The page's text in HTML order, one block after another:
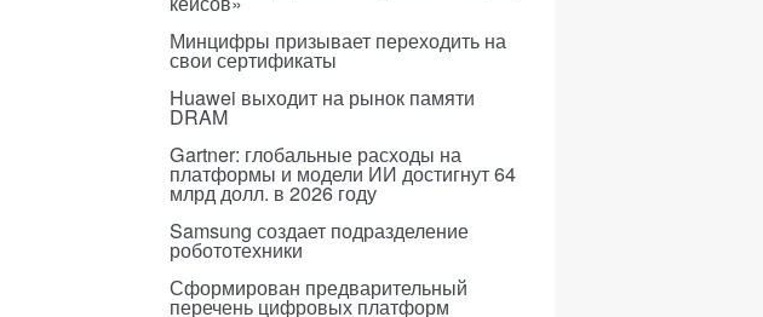
Минцифры призывает переходить на
свои сертификаты
Huawei выходит на рынок памяти
DRAM
Gartner: глобальные расходы на
платформы и модели ИИ достигнут 64
млрд долл. в 2026 году
Samsung создает подразделение
робототехники
Сформирован предварительный
перечень цифровых платформ